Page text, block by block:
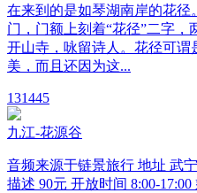
在来到的是如琴湖南岸的花
门，门额上刻着“花径”二字
开山寺，咏留诗人。花径可谓
美，而且还因为这...
131445
九江-花源谷
音频来源于链景旅行 地址 武
描述 90元 开放时间 8:00-